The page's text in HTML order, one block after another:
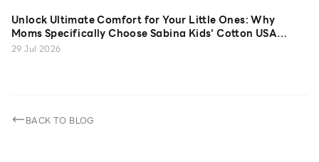
Unlock Ultimate Comfort for Your Little Ones: Why
Moms Specifically Choose Sabina Kids' Cotton USA
Camisoles
29 Jul 2026
BACK TO BLOG